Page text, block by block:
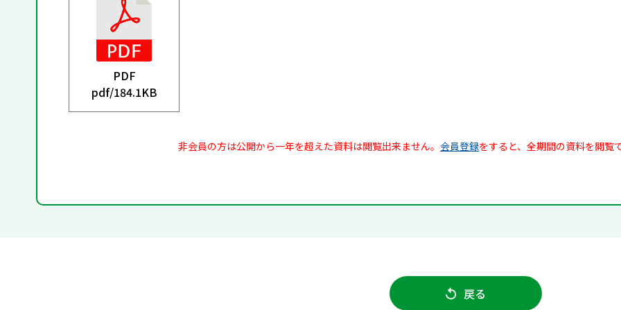
PDF
pdf/184.1KB
非会員の方は公開から一年を超えた資料は閲覧出来ません。 会員登録をすると、全期間の資料を閲覧
戻る